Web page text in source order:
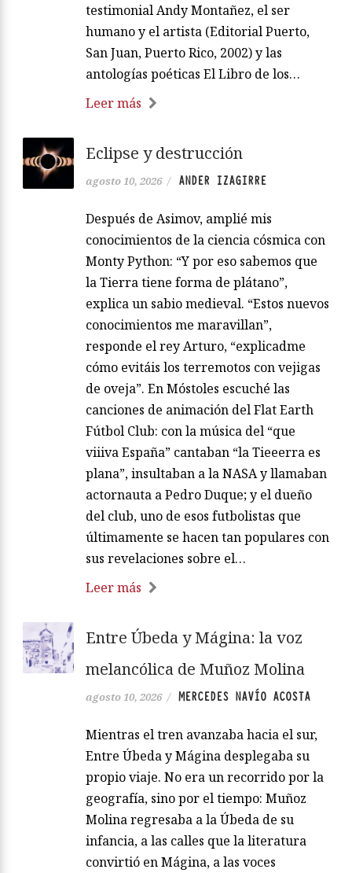
testimonial Andy Montañez, el ser
humano y el artista (Editorial Puerto,
San Juan, Puerto Rico, 2002) y las
antologías poéticas El Libro de los…
Leer más
Eclipse y destrucción
agosto 10, 2026 / ANDER IZAGIRRE
Después de Asimov, amplié mis
conocimientos de la ciencia cósmica con
Monty Python: “Y por eso sabemos que
la Tierra tiene forma de plátano”,
explica un sabio medieval. “Estos nuevos
conocimientos me maravillan”,
responde el rey Arturo, “explicadme
cómo evitáis los terremotos con vejigas
de oveja”. En Móstoles escuché las
canciones de animación del Flat Earth
Fútbol Club: con la música del “que
viiiva España” cantaban “la Tieeerra es
plana”, insultaban a la NASA y llamaban
actornauta a Pedro Duque; y el dueño
del club, uno de esos futbolistas que
últimamente se hacen tan populares con
sus revelaciones sobre el…
Leer más
Entre Úbeda y Mágina: la voz
melancólica de Muñoz Molina
agosto 10, 2026 / MERCEDES NAVÍO ACOSTA
Mientras el tren avanzaba hacia el sur,
Entre Úbeda y Mágina desplegaba su
propio viaje. No era un recorrido por la
geografía, sino por el tiempo: Muñoz
Molina regresaba a la Úbeda de su
infancia, a las calles que la literatura
convirtió en Mágina, a las voces